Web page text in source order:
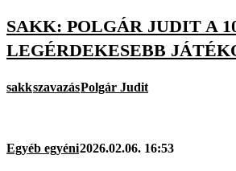
SAKK: POLGÁR JUDIT A
LEGÉRDEKESEBB
sakkszavazásPolgár Judit
Egyéb egyéni2026.02.06. 16:53